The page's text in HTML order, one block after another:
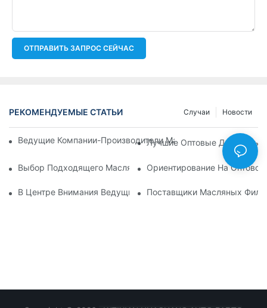
ОТПРАВИТЬ ЗАПРОС СЕЙЧАС
РЕКОМЕНДУЕМЫЕ СТАТЬИ Новости
Случаи
Ведущие Компании-Производители Масляных Фильтров:
Лучшие Оптовые
Выбор Подходящего Масляного Фильтра Для Вашей
Ориентирование На
В Центре Внимания Ведущие Производители Масляных
Поставщики Масляных